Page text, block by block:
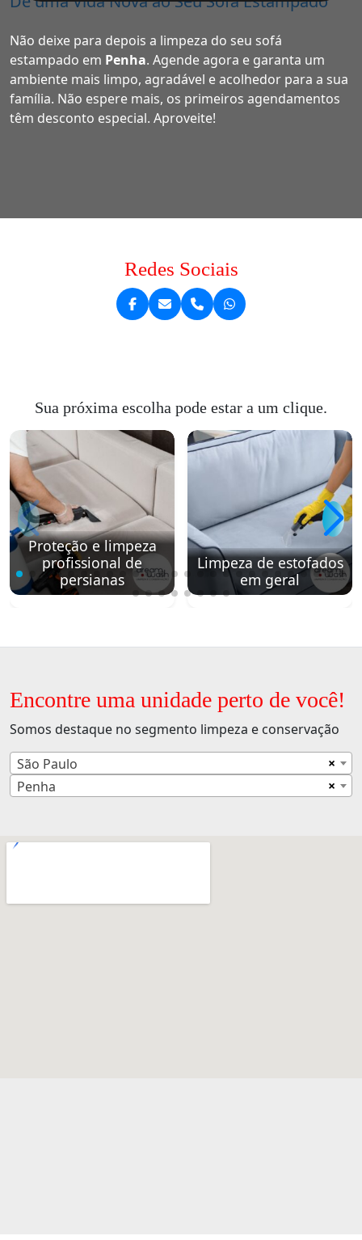
Não deixe para depois a limpeza do seu sofá
estampado em Penha. Agende agora e garanta um
ambiente mais limpo, agradável e acolhedor para a sua
família. Não espere mais, os primeiros agendamentos
têm desconto especial. Aproveite!
Redes Sociais
Sua próxima escolha pode estar a um clique.
Proteção e limpeza
profissional de
persianas
Limpeza de estofados
em geral
Encontre uma unidade perto de você!
Somos destaque no segmento limpeza e conservação
×
São Paulo
×
Penha